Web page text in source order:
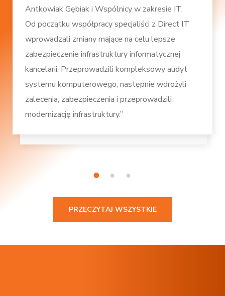
Antkowiak Gębiak i Wspólnicy w zakresie IT.
Od początku współpracy specjaliści z Direct IT
wprowadzali zmiany mające na celu lepsze
zabezpieczenie infrastruktury informatycznej
kancelarii. Przeprowadzili kompleksowy audyt
systemu komputerowego, następnie wdrożyli
zalecenia, zabezpieczenia i przeprowadzili
modernizację infrastruktury.”
1 2 3
PRZECZYTAJ WSZYSTKIE